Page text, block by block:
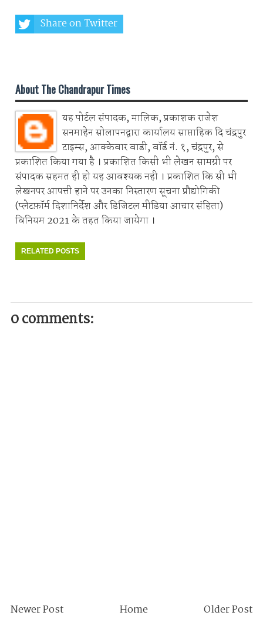
Share on Twitter
About The Chandrapur Times
यह पोर्टल संपादक, मालिक, प्रकाशक राजेश
सनमाहेन सोलापनद्वारा कार्यालय साप्ताहिक दि चंद्रपुर
टाइम्स, आक्केवार वाडी, वॉर्ड नं. १, चंद्रपुर, से
प्रकाशित किया गया है । प्रकाशित किसी भी लेखन सामग्री पर
संपादक सहमत ही हो यह आवश्यक नही । प्रकाशित कि सी भी
लेखनपर आपत्ती हाने पर उनका निस्तारण सूचना प्रौद्योगिकी
(प्लेटफ़ॉर्म दिशानिर्देश और डिजिटल मीडिया आचार संहिता)
विनियम 2021 के तहत किया जायेगा ।
RELATED POSTS
0 comments:
Newer Post Older Post
Home